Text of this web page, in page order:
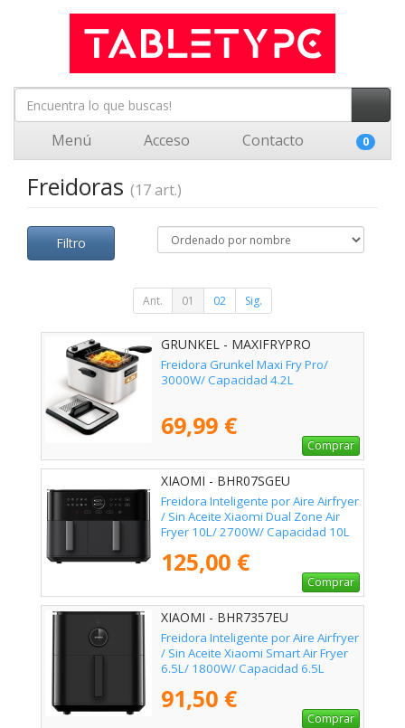
Menú Acceso Contacto 0
Freidoras (17 art.)
Filtro
Ant. 01 02 Sig.
GRUNKEL - MAXIFRYPRO
Freidora Grunkel Maxi Fry Pro/
3000W/ Capacidad 4.2L
69,99 €
Comprar
XIAOMI - BHR07SGEU
Freidora Inteligente por Aire Airfryer
/ Sin Aceite Xiaomi Dual Zone Air
Fryer 10L/ 2700W/ Capacidad 10L
125,00 €
Comprar
XIAOMI - BHR7357EU
Freidora Inteligente por Aire Airfryer
/ Sin Aceite Xiaomi Smart Air Fryer
6.5L/ 1800W/ Capacidad 6.5L
91,50 €
Comprar